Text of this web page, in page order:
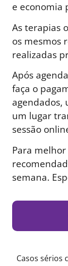
e economia
As terapias
os mesmos
realizadas
Após
faça o
agendados,
um lugar
sessão
Para
semana.
Casos sérios